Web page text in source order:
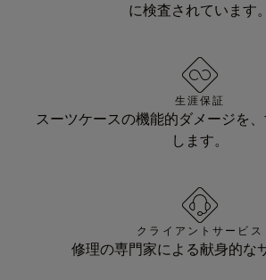
に検査されています。
生涯保証
スーツケースの機能的ダメージを
します。
クライアントサービス
修理の専門家による献身的な